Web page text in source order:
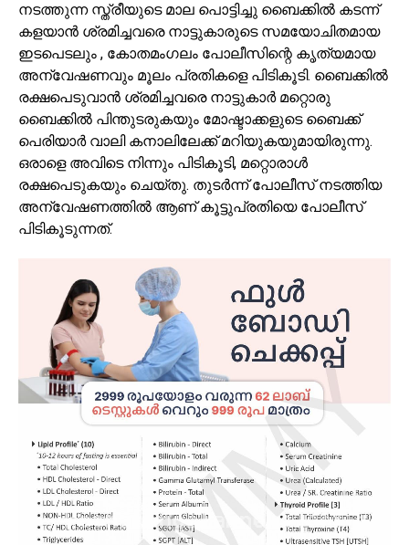
നടത്തുന്ന സ്ത്രീയുടെ മാല പൊട്ടിച്ചു ബൈക്കിൽ കടന്ന്
കളയാൻ ശ്രമിച്ചവരെ നാട്ടുകാരുടെ സമയോചിതമായ
ഇടപെടലും , കോതമംഗലം പോലീസിന്റെ കൃത്യമായ
അന്വേഷണവും മൂലം പ്രതികളെ പിടികൂടി. ബൈക്കിൽ
രക്ഷപെടുവാൻ ശ്രമിച്ചവരെ നാട്ടുകാർ മറ്റൊരു
ബൈക്കിൽ പിന്തുടരുകയും മോഷ്ടാക്കളുടെ ബൈക്ക്
പെരിയാർ വാലി കനാലിലേക്ക് മറിയുകയുമായിരുന്നു.
ഒരാളെ അവിടെ നിന്നും പിടികൂടി, മറ്റൊരാൾ
രക്ഷപെടുകയും ചെയ്‌തു. തുടർന്ന് പോലീസ് നടത്തിയ
അന്വേഷണത്തിൽ ആണ് കൂട്ടുപ്രതിയെ പോലീസ്
പിടികൂടുന്നത്.